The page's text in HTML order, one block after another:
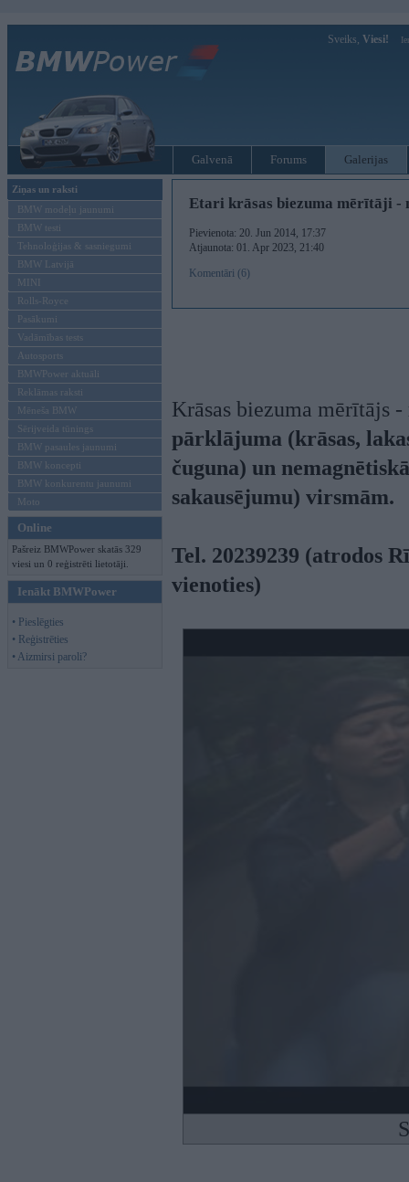
Sveiks, Viesi!
Galvenā Forums Galerijas
Ziņas un raksti
BMW modeļu jaunumi
BMW testi
Tehnoloģijas & sasniegumi
BMW Latvijā
MINI
Rolls-Royce
Pasākumi
Vadāmības tests
Autosports
BMWPower aktuāli
Reklāmas raksti
Mēneša BMW
Sērijveida tūnings
BMW pasaules jaunumi
BMW koncepti
BMW konkurentu jaunumi
Moto
Online
Pašreiz BMWPower skatās 329
viesi un 0 reģistrēti lietotāji.
Ienākt BMWPower
• Pieslēgties
• Reģistrēties
• Aizmirsi paroli?
Etari krāsas biezuma mērītāji -
Pievienota: 20. Jun 2014, 17:37
Atjaunota: 01. Apr 2023, 21:40
Komentāri (6)
Krāsas biezuma mērītājs -
pārklājuma (krāsas,
čuguna) un
sakausējumu) virsmām.
Tel. 20239239 (atrodos
vienoties)